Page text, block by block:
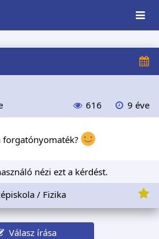
616 9 éve
forgatónyomaték?
nézi ezt a kérdést.
/ Fizika
Válasz írása